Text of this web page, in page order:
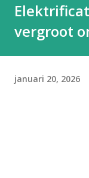
vergroot
januari 20, 2026